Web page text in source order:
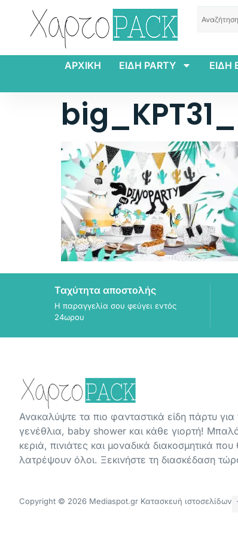
ΑΡΧΙΚΗ ΕΙΔΗ PARTY ΕΙΔΗ
Ταχύτητα αποστολής
Η παραγγελία σου φεύγει εντός
24ωρου
Ανακαλύψτε τα πιο φανταστικά είδη πάρτυ για
γενέθλια, baby shower και κάθε γιορτή!
κεριά, πινιάτες και μοναδικά διακοσμητικά που
λατρέψουν όλοι. Ξεκινήστε τη διασκέδαση
Copyright © 2026 Mediaspot.gr Κατασκευή ιστοσελίδων